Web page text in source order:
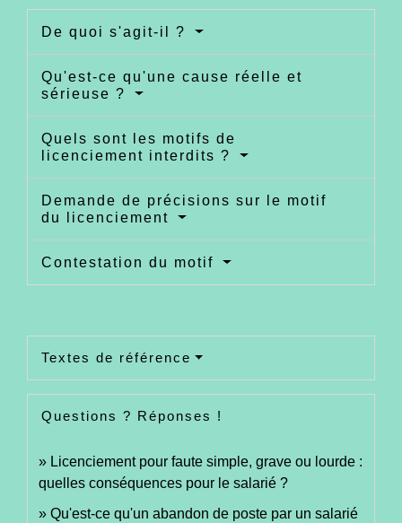
De quoi s'agit-il ?
Qu'est-ce qu'une cause réelle et
sérieuse ?
Quels sont les motifs de
licenciement interdits ?
Demande de précisions sur le motif
du licenciement
Contestation du motif
Textes de référence
Questions ? Réponses !
Licenciement pour faute simple, grave ou lourde :
quelles conséquences pour le salarié ?
Qu'est-ce qu'un abandon de poste par un salarié